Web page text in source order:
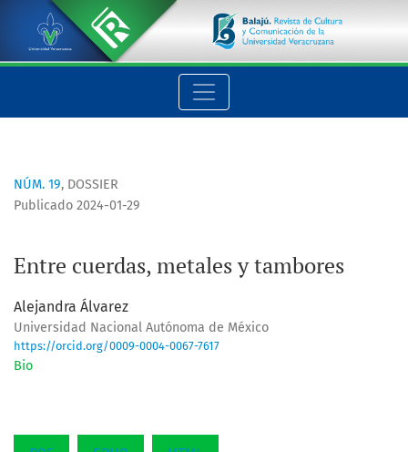
Entre cuerdas, metales y tambores
NÚM. 19, DOSSIER
Entre cuerdas, metales y tambores
Publicado 2024-01-29
Alejandra Álvarez
Universidad Nacional Autónoma de México
https://orcid.org/0009-0004-0067-7617
Bio